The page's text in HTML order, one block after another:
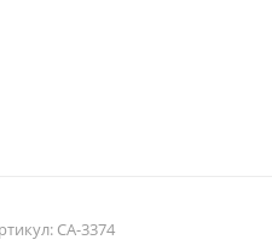
CA-3374